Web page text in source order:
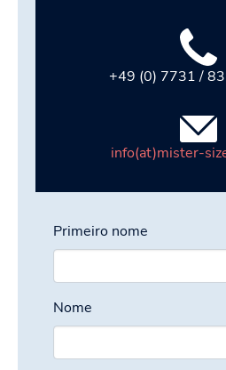
+49 (0) 7731 /
info(at)mister-
Primeiro nome
Nome